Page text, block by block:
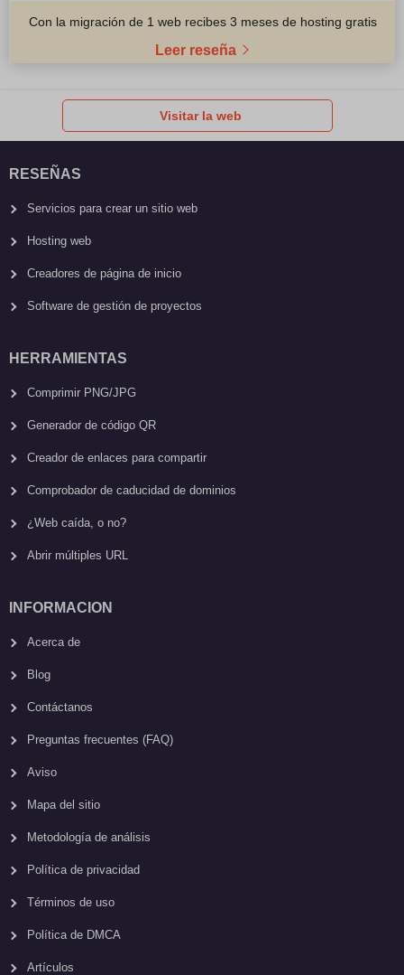
Con la migración de 1 web recibes 3 meses de hosting gratis
Leer reseña
Visitar la web
RESEÑAS
Servicios para crear un sitio web
Hosting web
Creadores de página de inicio
Software de gestión de proyectos
HERRAMIENTAS
Comprimir PNG/JPG
Generador de código QR
Creador de enlaces para compartir
Comprobador de caducidad de dominios
¿Web caída, o no?
Abrir múltiples URL
INFORMACION
Acerca de
Blog
Contáctanos
Preguntas frecuentes (FAQ)
Aviso
Mapa del sitio
Metodología de análisis
Política de privacidad
Términos de uso
Política de DMCA
Artículos